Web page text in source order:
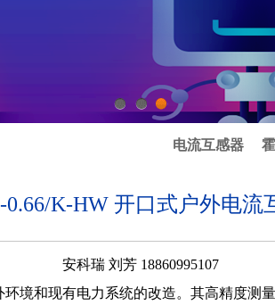
1 2
3
电流互感器
0.66/K-HW 开口式户外电流
安科瑞 刘芳 18860995107
境和现有电力系统的改造。其高精度测